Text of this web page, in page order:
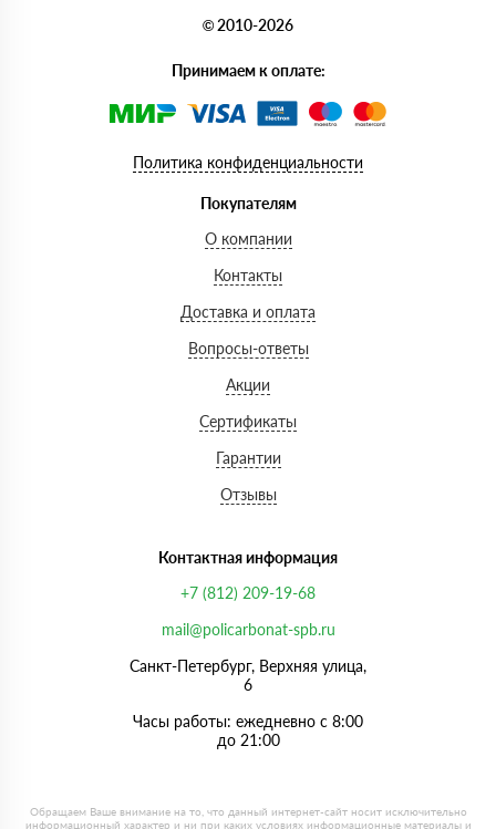
© 2010-2026
Принимаем к оплате:
Политика конфиденциальности
Покупателям
О компании
Контакты
Доставка и оплата
Вопросы-ответы
Акции
Сертификаты
Гарантии
Отзывы
Контактная информация
+7 (812) 209-19-68
mail@policarbonat-spb.ru
Санкт-Петербург, Верхняя улица,
6
Часы работы: ежедневно с 8:00
до 21:00